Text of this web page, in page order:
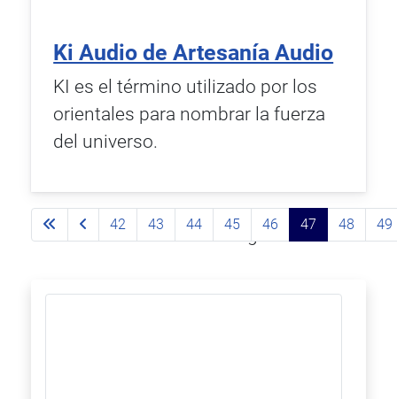
Ki Audio de Artesanía Audio
KI es el término utilizado por los
orientales para nombrar la fuerza
del universo.
Página 47 de 93
42 43 44 45 46 47 48 49